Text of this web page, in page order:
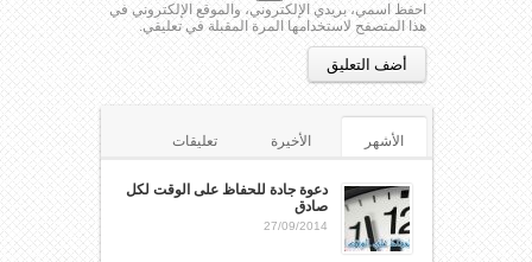
احفظ اسمي، بريدي الإلكتروني، والموقع الإلكتروني في
هذا المتصفح لاستخدامها المرة المقبلة في تعليقي.
الأشهر الأخيرة تعليقات
الوسوم
دعوة جادة للحفاظ على الوقت لكل
صادق
27/09/2014